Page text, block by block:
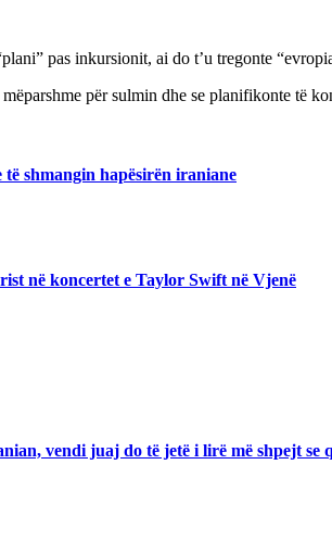
pas inkursionit, ai do t’u tregonte
për sulmin dhe se planifikonte të
shmangin hapësirën iraniane
në koncertet e Taylor Swift në Vjenë
vendi juaj do të jetë i lirë më shpejt se